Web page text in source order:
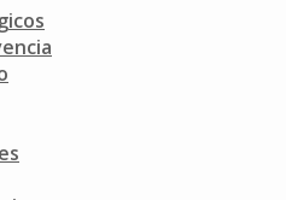
0 Comments
la izada de
el valor de la solidaridad y
tan importante la
quien con su hermoso
grandes aventuras.